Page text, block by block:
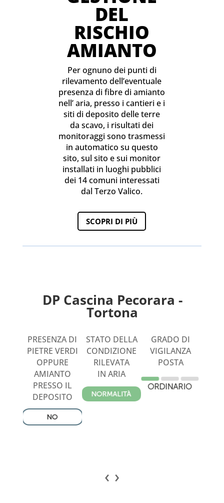
DEL
RISCHIO
AMIANTO
Per ognuno dei punti di
rilevamento dell’eventuale
presenza di fibre di amianto
nell’ aria, presso i cantieri e i
siti di deposito delle terre
da scavo, i risultati dei
monitoraggi sono trasmessi
in automatico su questo
sito, sul sito e sui monitor
installati in luoghi pubblici
dei 14 comuni interessati
dal Terzo Valico.
SCOPRI DI PIÙ
DP Cascina Pecorara -
Tortona
PRESENZA DI
PIETRE VERDI
OPPURE
AMIANTO
PRESSO IL
DEPOSITO
STATO DELLA
CONDIZIONE
RILEVATA
IN ARIA
GRADO DI
VIGILANZA
POSTA
‹ ›